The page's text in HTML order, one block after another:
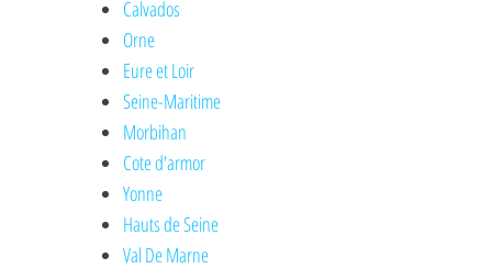
Calvados
Orne
Eure et Loir
Seine-Maritime
Morbihan
Cote d'armor
Yonne
Hauts de Seine
Val De Marne